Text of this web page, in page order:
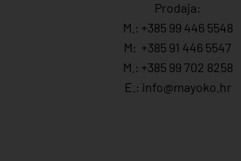
Prodaja:
M.: +385 99 446 5548
M: +385 91 446 5547
M.: +385 99 702 8258
E.: info@mayoko. hr